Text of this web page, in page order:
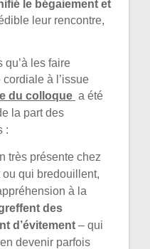
le bégaiement et
leur rencontre,
les faire
à l’issue
du colloque a été
la part des
:
très présente chez
qui bredouillent,
à la
des
d’évitement – qui
devenir parfois